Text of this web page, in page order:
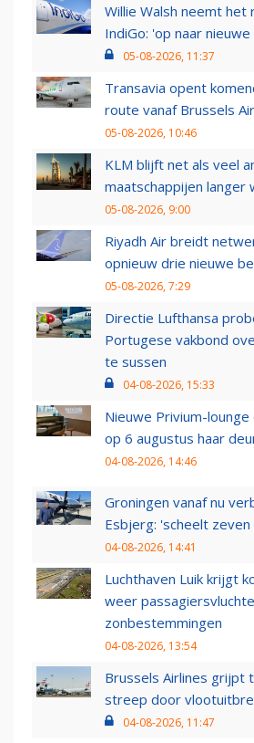
Willie Walsh neemt het
IndiGo: 'op naar
05-08-2026, 11:37
Transavia opent
route vanaf Brussels
05-08-2026, 10:46
KLM blijft net als veel
maatschappijen langer
05-08-2026, 9:00
Riyadh Air breidt
opnieuw drie nieuwe
05-08-2026, 7:29
Directie Lufthansa
Portugese vakbond
te sussen
04-08-2026, 15:33
Nieuwe Privium-
op 6 augustus haar
04-08-2026, 14:46
Groningen vanaf nu
Esbjerg: 'scheelt
04-08-2026, 14:41
Luchthaven Luik krijgt
weer
zonbestemmingen
04-08-2026, 13:54
Brussels Airlines grijpt
streep door
04-08-2026, 11:47